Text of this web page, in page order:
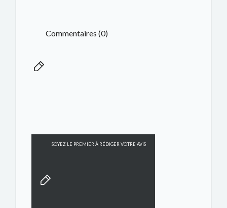
Commentaires (0)
SOYEZ LE PREMIER À RÉDIGER VOTRE AVIS